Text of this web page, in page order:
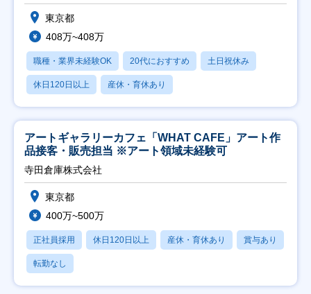
東京都
408万~408万
職種・業界未経験OK 20代におすすめ 土日祝休み
休日120日以上 産休・育休あり
アートギャラリーカフェ「WHAT CAFE」アート作
品接客・販売担当 ※アート領域未経験可
寺田倉庫株式会社
東京都
400万~500万
正社員採用 休日120日以上 産休・育休あり 賞与あり
転勤なし